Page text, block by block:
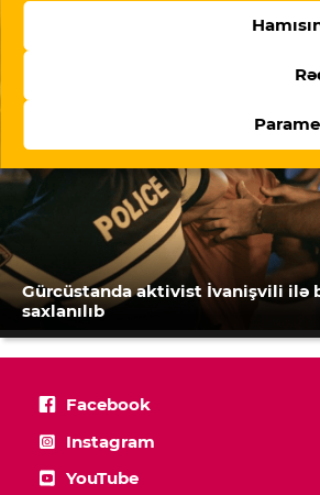
Gürcüstanda aktivist İvanişvili ilə
saxlanılıb
Facebook
Instagram
YouTube